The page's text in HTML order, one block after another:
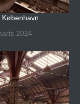
København
2024